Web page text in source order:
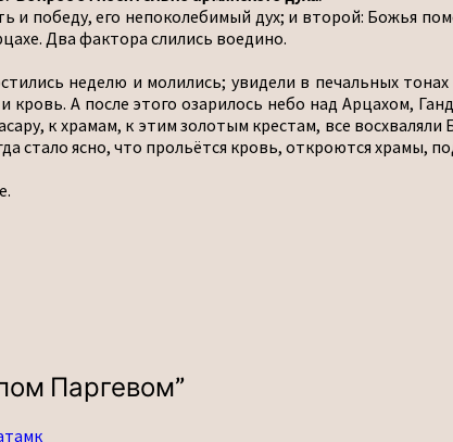
и победу, его непоколебимый дух; и второй: Божья
Два фактора слились воедино.
неделю и молились; увидели в печальных
А после этого озарилось небо над Арцахом,
к храмам, к этим золотым крестам, все
стало ясно, что прольётся кровь, откроются храмы,
Паргевом”